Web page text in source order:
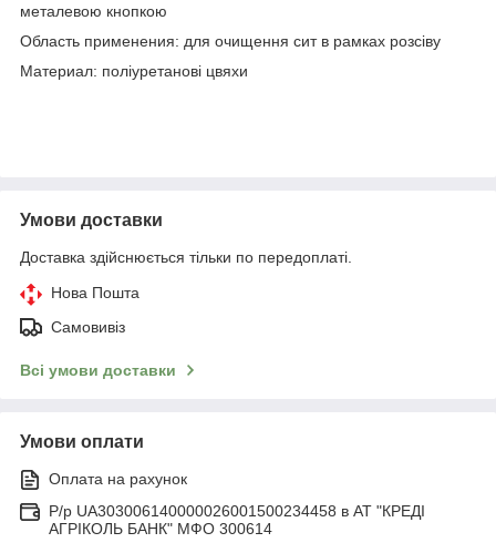
металевою кнопкою
Область применения: для очищення сит в рамках розсіву
Материал: поліуретанові цвяхи
Умови доставки
Доставка здійснюється тільки по передоплаті.
Нова Пошта
Самовивіз
Всі умови доставки
Умови оплати
Оплата на рахунок
Р/р UA303006140000026001500234458 в АТ "КРЕДІ
АГРІКОЛЬ БАНК" МФО 300614